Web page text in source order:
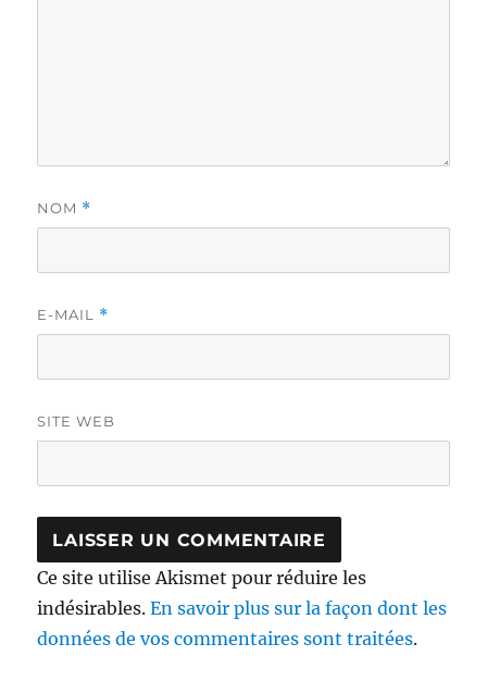
NOM *
E-MAIL *
SITE WEB
Ce site utilise Akismet pour réduire les
indésirables.En savoir plus sur la façon dont les
données de vos commentaires sont traitées.